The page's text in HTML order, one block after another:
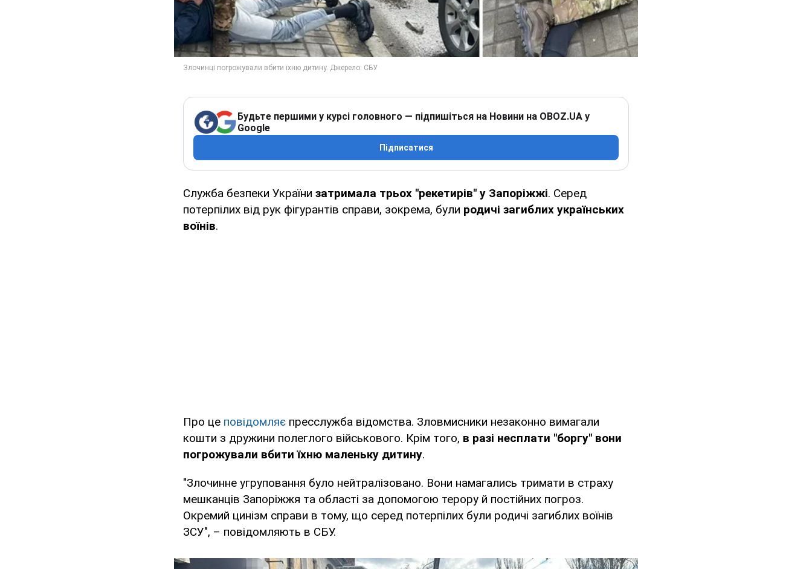
Будьте першими у курсі головного — підпишіться на Новини на OBOZ.UA у
Google
Підписатися
Служба безпеки України затримала трьох "рекетирів" у Запоріжжі. Серед
потерпілих від рук фігурантів справи, зокрема, були родичі загиблих українських
воїнів.
Про це повідомляє пресслужба відомства. Зловмисники незаконно вимагали
кошти з дружини полеглого військового. Крім того, в разі несплати "боргу" вони
погрожували вбити їхню маленьку дитину.
"Злочинне угруповання було нейтралізовано. Вони намагались тримати в страху
мешканців Запоріжжя та області за допомогою терору й постійних погроз.
Окремий цинізм справи в тому, що серед потерпілих були родичі загиблих воїнів
ЗСУ", – повідомляють в СБУ.